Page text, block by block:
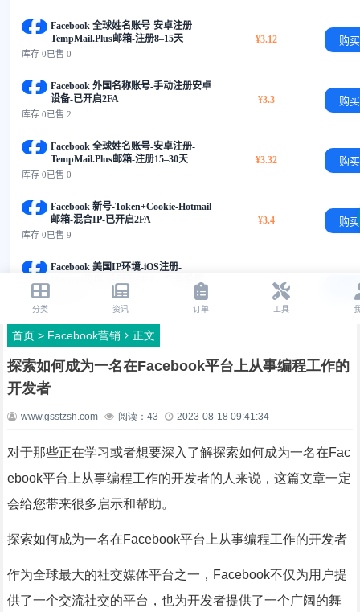
首页> Facebook营销 正文
探索如何成为一名在Facebook平台上从事编程工作的
开发者
www.gsstzsh.com 阅读： 43 2023-08-18 09:41:34
对于那些正在学习或者想要深入了解探索如何成为一名在Fac
ebook平台上从事编程工作的开发者的人来说，这篇文章一定
会给您带来很多启示和帮助。
探索如何成为一名在Facebook平台上从事编程工作的开发者
作为全球最大的社交媒体平台之一，Facebook不仅为用户提
供了一个交流社交的平台，也为开发者提供了一个广阔的舞